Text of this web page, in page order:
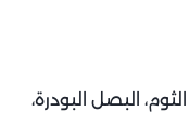
البصل البودرة،